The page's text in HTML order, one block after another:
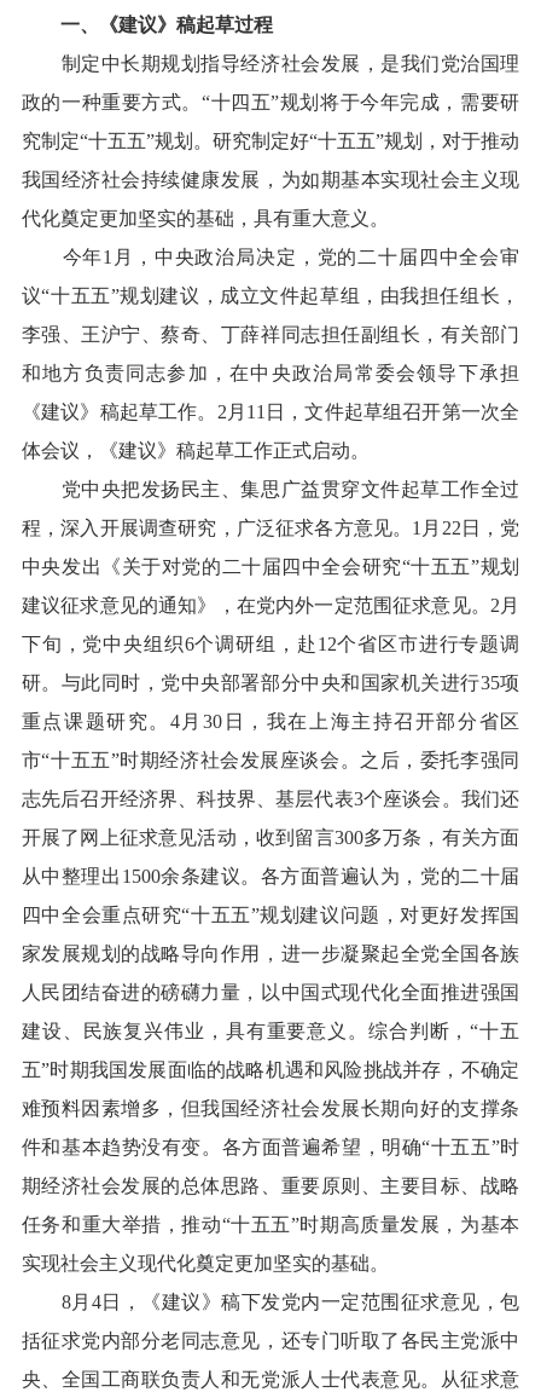
一、《建议》稿起草过程
制定中长期规划指导经济社会发展，是我们党治国理
政的一种重要方式。“十四五”规划将于今年完成，需要研
究制定“十五五”规划。研究制定好“十五五”规划，对于推动
我国经济社会持续健康发展，为如期基本实现社会主义现
代化奠定更加坚实的基础，具有重大意义。
今年1月，中央政治局决定，党的二十届四中全会审
议“十五五”规划建议，成立文件起草组，由我担任组长，
李强、王沪宁、蔡奇、丁薛祥同志担任副组长，有关部门
和地方负责同志参加，在中央政治局常委会领导下承担
《建议》稿起草工作。2月11日，文件起草组召开第一次全
体会议，《建议》稿起草工作正式启动。
党中央把发扬民主、集思广益贯穿文件起草工作全过
程，深入开展调查研究，广泛征求各方意见。1月22日，党
中央发出《关于对党的二十届四中全会研究“十五五”规划
建议征求意见的通知》，在党内外一定范围征求意见。2月
下旬，党中央组织6个调研组，赴12个省区市进行专题调
研。与此同时，党中央部署部分中央和国家机关进行35项
重点课题研究。4月30日，我在上海主持召开部分省区
市“十五五”时期经济社会发展座谈会。之后，委托李强同
志先后召开经济界、科技界、基层代表3个座谈会。我们还
开展了网上征求意见活动，收到留言300多万条，有关方面
从中整理出1500余条建议。各方面普遍认为，党的二十届
四中全会重点研究“十五五”规划建议问题，对更好发挥国
家发展规划的战略导向作用，进一步凝聚起全党全国各族
人民团结奋进的磅礴力量，以中国式现代化全面推进强国
建设、民族复兴伟业，具有重要意义。综合判断，“十五
五”时期我国发展面临的战略机遇和风险挑战并存，不确定
难预料因素增多，但我国经济社会发展长期向好的支撑条
件和基本趋势没有变。各方面普遍希望，明确“十五五”时
期经济社会发展的总体思路、重要原则、主要目标、战略
任务和重大举措，推动“十五五”时期高质量发展，为基本
实现社会主义现代化奠定更加坚实的基础。
8月4日，《建议》稿下发党内一定范围征求意见，包
括征求党内部分老同志意见，还专门听取了各民主党派中
央、全国工商联负责人和无党派人士代表意见。从征求意